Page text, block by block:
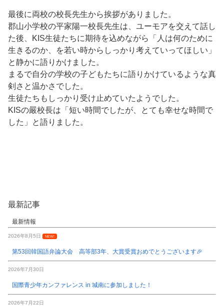
最後に両校の校長先生から挨拶がありました。
郡山小学校の平家陽一校長先生は、ユーモアを交えて話し
た後、KIS生徒たちに期待を込めながら「人は何のために
生きるのか、を若い時からしっかり考えていってほしい」
と静かに語りかけました。
まるで自分の学校の子どもたちに語りかけているような真
剣さと温かさでした。
生徒たちもしっかり受け止めていたようでした。
KISの嚴校長は「短い時間でしたが、とても幸せな時間で
した」と語りました。
最新記事
最新情報
2026年8月5日 NEW!
第53回韓国語弁論大会 高等部3年、大賞受賞おめでとうございます🎉
2026年7月30日
国際青少年カンファレンス in 城南に参加しました！
2026年7月22日